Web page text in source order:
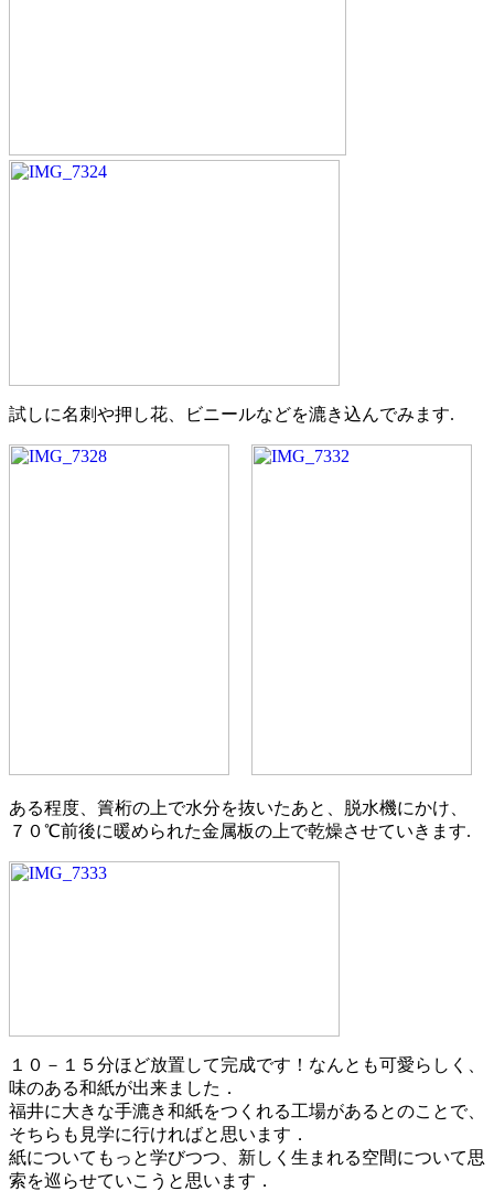
試しに名刺や押し花、ビニールなどを漉き込んでみます.
ある程度、簀桁の上で水分を抜いたあと、脱水機にかけ、
７０℃前後に暖められた金属板の上で乾燥させていきます.
１０－１５分ほど放置して完成です！なんとも可愛らしく、
味のある和紙が出来ました．
福井に大きな手漉き和紙をつくれる工場があるとのことで、
そちらも見学に行ければと思います．
紙についてもっと学びつつ、新しく生まれる空間について思
索を巡らせていこうと思います．